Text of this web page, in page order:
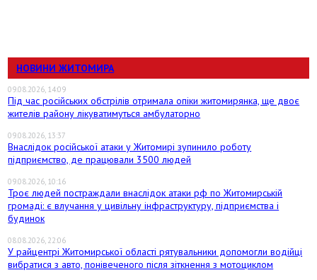
НОВИНИ ЖИТОМИРА
09.08.2026, 14:09
Під час російських обстрілів отримала опіки житомирянка, ще двоє
жителів району лікуватимуться амбулаторно
09.08.2026, 13:37
Внаслідок російської атаки у Житомирі зупинило роботу
підприємство, де працювали 3500 людей
09.08.2026, 10:16
Троє людей постраждали внаслідок атаки рф по Житомирській
громаді: є влучання у цивільну інфраструктуру, підприємства і
будинок
08.08.2026, 22:06
У райцентрі Житомирської області рятувальники допомогли водійці
вибратися з авто, понівеченого після зіткнення з мотоциклом